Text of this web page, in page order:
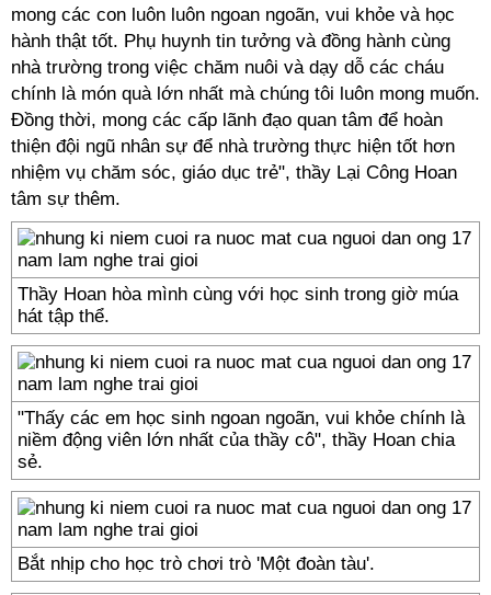
mong các con luôn luôn ngoan ngoãn, vui khỏe và học
hành thật tốt. Phụ huynh tin tưởng và đồng hành cùng
nhà trường trong việc chăm nuôi và dạy dỗ các cháu
chính là món quà lớn nhất mà chúng tôi luôn mong muốn.
Đồng thời, mong các cấp lãnh đạo quan tâm để hoàn
thiện đội ngũ nhân sự để nhà trường thực hiện tốt hơn
nhiệm vụ chăm sóc, giáo dục trẻ", thầy Lại Công Hoan
tâm sự thêm.
Thầy Hoan hòa mình cùng với học sinh trong giờ múa
hát tập thể.
"Thấy các em học sinh ngoan ngoãn, vui khỏe chính là
niềm động viên lớn nhất của thầy cô", thầy Hoan chia
sẻ.
Bắt nhịp cho học trò chơi trò 'Một đoàn tàu'.